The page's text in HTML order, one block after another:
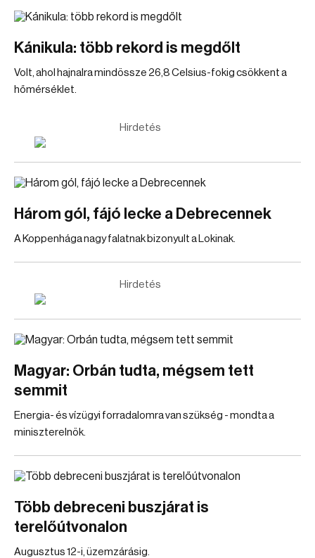
Kánikula: több rekord is megdőlt
Volt, ahol hajnalra mindössze 26,8 Celsius-fokig csökkent a
hőmérséklet.
Hirdetés
Három gól, fájó lecke a Debrecennek
A Koppenhága nagy falatnak bizonyult a Lokinak.
Hirdetés
Magyar: Orbán tudta, mégsem tett
semmit
Energia- és vízügyi forradalomra van szükség - mondta a
miniszterelnök.
Több debreceni buszjárat is
terelőútvonalon
Augusztus 12-i, üzemzárásig.